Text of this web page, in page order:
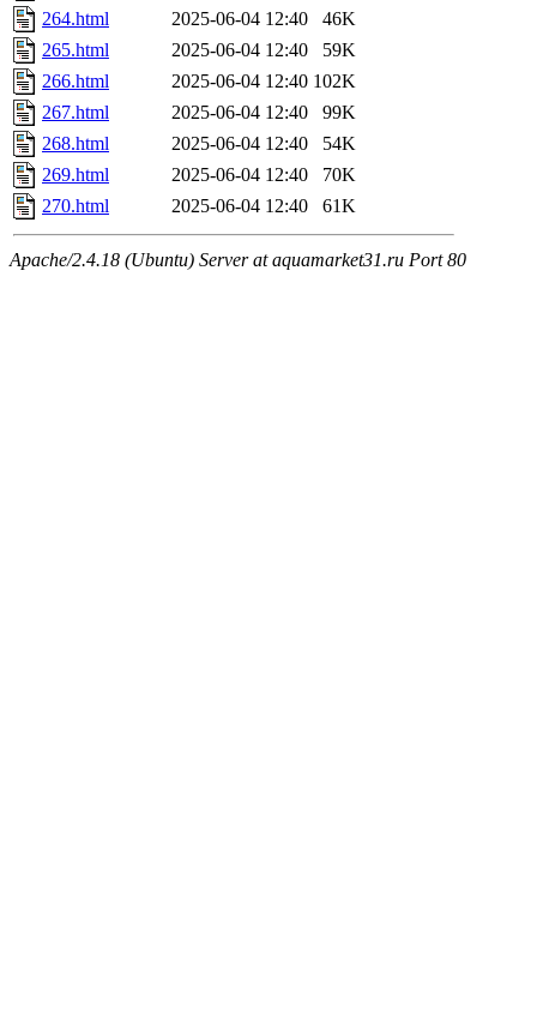
264.html
2025-06-04 12:40
46K
265.html
2025-06-04 12:40
59K
266.html
2025-06-04 12:40 102K
267.html
2025-06-04 12:40
99K
268.html
2025-06-04 12:40
54K
269.html
2025-06-04 12:40
70K
270.html
2025-06-04 12:40 61K
Apache/2.4.18 (Ubuntu) Server at aquamarket31.ru Port 80